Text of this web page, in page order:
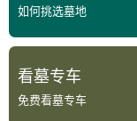
如何挑选墓地
看墓专车
免费看墓专车